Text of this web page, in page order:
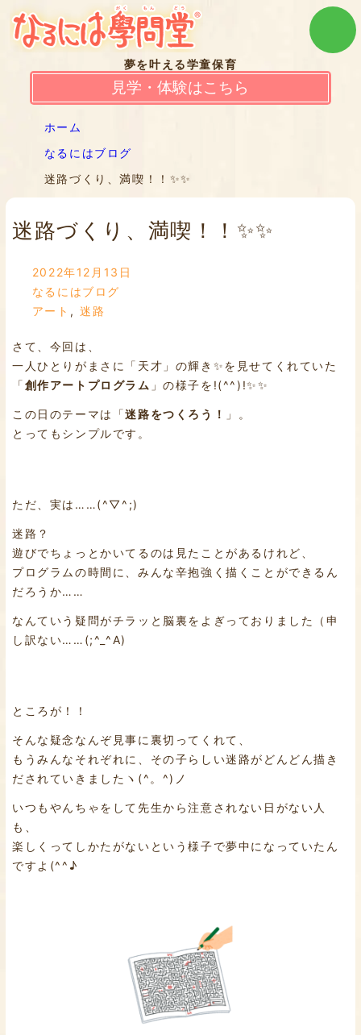
夢を叶える学童保育
見学・体験はこちら
ホーム
なるにはブログ
迷路づくり、満喫！！✨✨
迷路づくり、満喫！！✨✨
2022年12月13日
なるにはブログ
アート ,迷路
さて、今回は、
一人ひとりがまさに「天才」の輝き✨を見せてくれていた
「創作アートプログラム 」の様子を!(^^)!✨✨
この日のテーマは「迷路をつくろう！
」。
とってもシンプルです。
ただ、実は……(^▽^;)
迷路？
遊びでちょっとかいてるのは見たことがあるけれど、
プログラムの時間に、みんな辛抱強く描くことができるん
だろうか……
なんていう疑問がチラッと脳裏をよぎっておりました（申
し訳ない……(;^_^A)
ところが！！
そんな疑念なんぞ見事に裏切ってくれて、
もうみんなそれぞれに、その子らしい迷路がどんどん描き
だされていきましたヽ(^。^)ノ
いつもやんちゃをして先生から注意されない日がない人
も、
楽しくってしかたがないという様子で夢中になっていたん
ですよ(^^♪